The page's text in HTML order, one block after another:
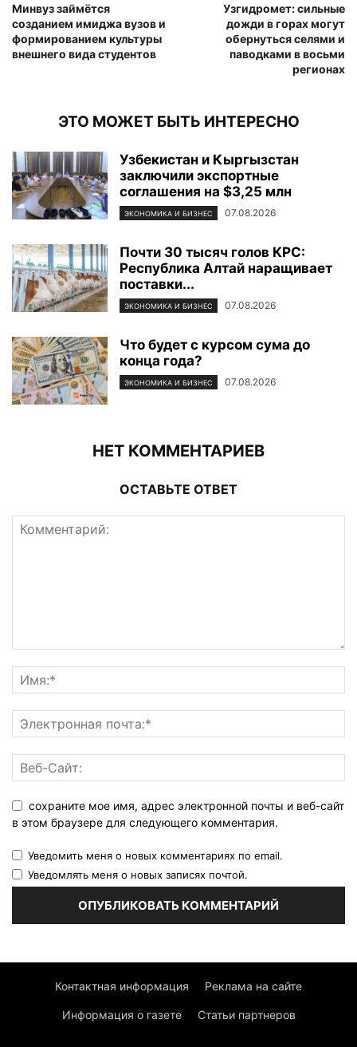
Минвуз займётся
созданием имиджа вузов и
формированием культуры
внешнего вида студентов
Узгидромет: сильные
дожди в горах могут
обернуться селями и
паводками в восьми
регионах
ЭТО МОЖЕТ БЫТЬ ИНТЕРЕСНО
Узбекистан и Кыргызстан
заключили экспортные
соглашения на $3,25 млн
ЭКОНОМИКА И БИЗНЕС 07.08.2026
Почти 30 тысяч голов КРС:
Республика Алтай наращивает
поставки...
ЭКОНОМИКА И БИЗНЕС 07.08.2026
Что будет с курсом сума до
конца года?
ЭКОНОМИКА И БИЗНЕС 07.08.2026
НЕТ КОММЕНТАРИЕВ
ОСТАВЬТЕ ОТВЕТ
сохраните мое имя, адрес электронной почты и веб-сайт
в этом браузере для следующего комментария.
Уведомить меня о новых комментариях по email.
Уведомлять меня о новых записях почтой.
Контактная информация Реклама на сайте
Информация о газете Статьи партнеров